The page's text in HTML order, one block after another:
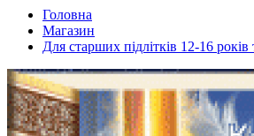
Головна
Магазин
Для старших підлітків 12-16